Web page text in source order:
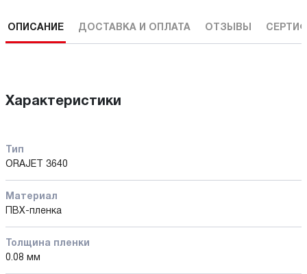
ОПИСАНИЕ ДОСТАВКА И ОПЛАТА ОТЗЫВЫ
Характеристики
Тип
ORAJET 3640
Материал
ПВХ-пленка
Толщина пленки
0.08 мм